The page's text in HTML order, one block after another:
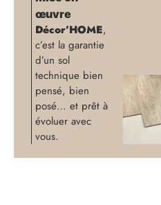
œuvre
Décor’HOME,
c’est la garantie
d’un sol
technique bien
pensé, bien
posé… et prêt à
évoluer avec
vous.